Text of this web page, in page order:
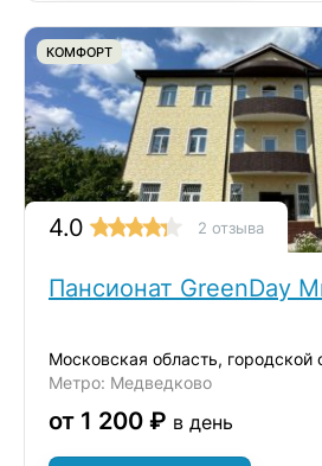
КОМФОРТ
4.0 2 отзыва
Пансионат GreenDay
Метро: Медведково
от 1 200 ₽ в день